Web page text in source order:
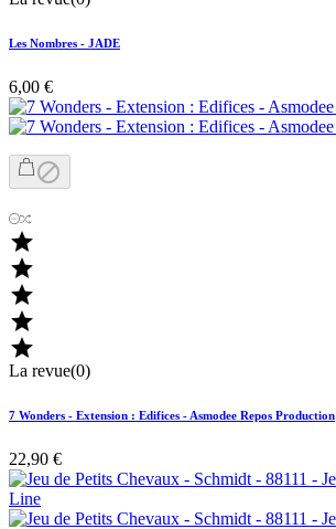
Les Nombres - JADE
6,00 €






La revue(0)
7 Wonders - Extension : Edifices - Asmodee Repos Production
22,90 €